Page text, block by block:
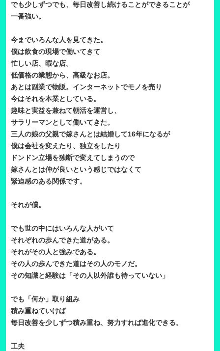
でも少しずつでも、毎日改善し続けることができることが
一番強い。
今までいろんな人を見てきた。
僕は飲食の現場で働いてきて
忙しい店、暇な店。
低価格の業態から、高級なお店。
あとは副業で物販。インターネットでモノを売り
今はそれを本業としている。
趣味と実益を兼ねて朝活を運営し、
サラリーマンとして働いてきた。
三人の娘の父親で嫁さんとは結婚して16年になるが
僕は会社を変えたり、独立をしたり
ドンドン立場を独断で変えてしまうので
嫁さんとは仲が良いという感じではなくて
緊迫感のある関係です。
それが僕。
でも世の中にはいろんな人がいて
それぞれの歩んできた道がある。
それがその人と強みである。
その人の歩んできた道はその人のモノだ。
その知識と経験は「その人以外誰も待っていない」
でも「何か」取り組み
積み重ねていけば
毎日改善を少しずつ積み重ね、努力すれば進化できる。
工夫